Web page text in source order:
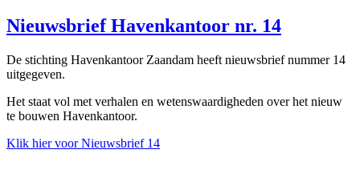
Nieuwsbrief Havenkantoor nr. 14
De stichting Havenkantoor Zaandam heeft nieuwsbrief nummer 14
uitgegeven.
Het staat vol met verhalen en wetenswaardigheden over het nieuw
te bouwen Havenkantoor.
Klik hier voor Nieuwsbrief 14